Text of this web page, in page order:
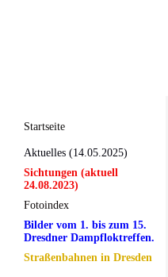
Startseite
Aktuelles (14.05.2025)
Sichtungen (aktuell
24.08.2023)
Fotoindex
Bilder vom 1. bis zum 15.
Dresdner Dampfloktreffen.
Straßenbahnen in Dresden